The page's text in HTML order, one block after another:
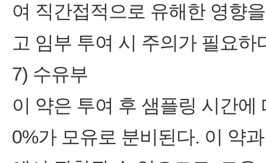
여 직간접적으로 유해한 영향
고 임부 투여 시 주의가 필요하
7) 수유부
이 약은 투여 후 샘플링 시간
0%가 모유로 분비된다. 이 약